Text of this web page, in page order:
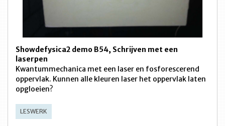
Showdefysica2 demo B54, Schrijven met een
laserpen
Kwantummechanica met een laser en fosforescerend
oppervlak. Kunnen alle kleuren laser het oppervlak laten
opgloeien?
LESWERK